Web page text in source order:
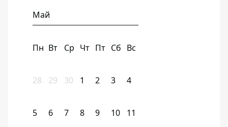
Май
Пн Вт Ср Чт Пт Сб Вс
28 29 30 1 2 3 4
5 6 7 8 9 10 11